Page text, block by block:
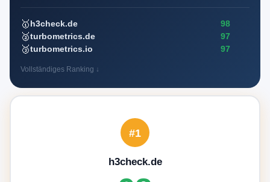
🥇 h3check.de 98
🥈turbometrics.de 97
🥉turbometrics.io 97
Vollständiges Ranking ↓
#1
h3check.de